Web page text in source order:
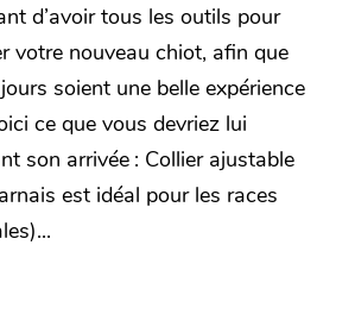
d’avoir tous les outils pour
votre nouveau chiot, afin que
soient une belle expérience
ce que vous devriez lui
son arrivée : Collier ajustable
est idéal pour les races